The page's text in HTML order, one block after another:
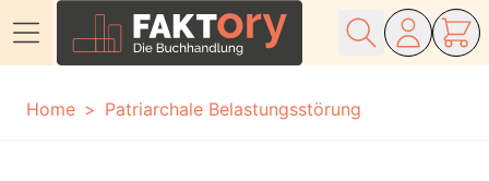
Home
Patriarchale Belastungsstörung